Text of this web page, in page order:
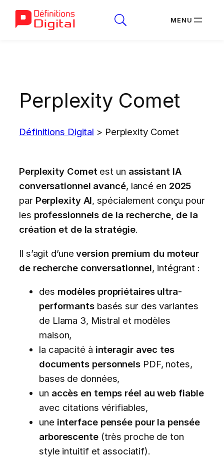
Perplexity Comet
Définitions Digital > Perplexity Comet
Perplexity Comet est un assistant IA
conversationnel avancé, lancé en 2025
par Perplexity AI, spécialement conçu pour
les professionnels de la recherche, de la
création et de la stratégie.
Il s’agit d’uneversion premium du moteur
de recherche conversationnel, intégrant :
des modèles propriétaires ultra-
performantsbasés sur des variantes
de Llama 3, Mistral et modèles
maison,
la capacité à interagir avec tes
documents personnels PDF, notes,
bases de données,
un accès en temps réel au web fiable
avec citations vérifiables,
une interface pensée pour la pensée
arborescente(très proche de ton
style intuitif et associatif).